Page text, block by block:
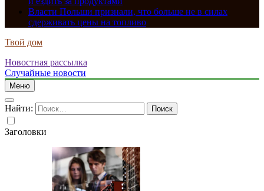
Власти Польши признали, что больше не в силах
сдерживать цены на топливо
Твой дом
Новостная рассылка
Случайные новости
Меню
Найти:
Заголовки